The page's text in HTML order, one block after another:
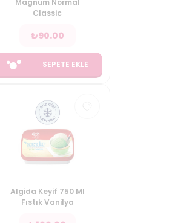
Magnum Normal
Classic
₺90.00
SEPETE EKLE
Algida Keyif 750 Ml
Fıstık Vanilya